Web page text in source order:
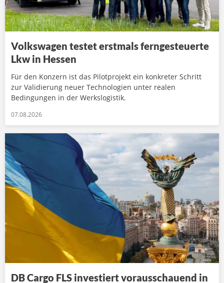
Volkswagen testet erstmals ferngesteuerte
Lkw in Hessen
Für den Konzern ist das Pilotprojekt ein konkreter Schritt
zur Validierung neuer Technologien unter realen
Bedingungen in der Werkslogistik.
07.08.2026
DB Cargo FLS investiert vorausschauend in